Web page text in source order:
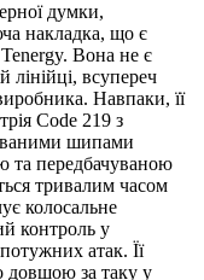
думки,
накладка, що є
Tenergy. Вона не є
всупереч
Навпаки, її
Code 219 з
шипами
та передбачуваною
тривалим часом
колосальне
контроль у
атак. Її
довшою за таку у